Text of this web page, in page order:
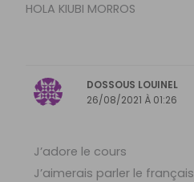
HOLA KIUBI MORROS
DOSSOUS LOUINEL
26/08/2021 À 01:26
J’adore le cours
J’aimerais parler le français